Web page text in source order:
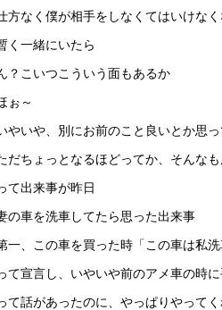
方なく僕が相手をしなくてはいけな
く一緒にいたら
？こいつこういう面もあるか
ぉ～
やいや、別にお前のこと良いとか思
だちょっとなるほどってか、そんなも
て出来事が昨日
の車を洗車してたら思った出来事
一、この車を買った時「この車は私洗
て宣言し、いやいや前のアメ車の時
て話があったのに、やっぱりやって